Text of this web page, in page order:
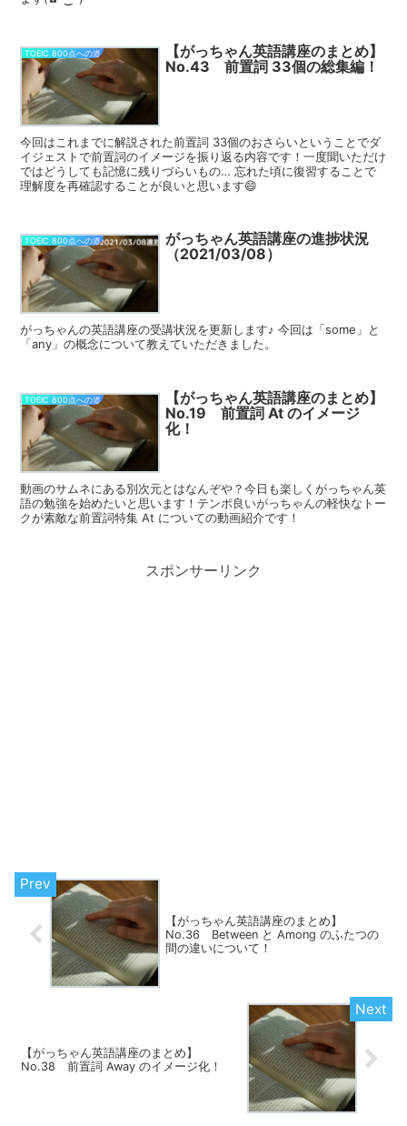
TOEIC 800点への道
【がっちゃん英語講座のまとめ】
No.43 前置詞 33個の総集編！
今回はこれまでに解説された前置詞 33個のおさらいということでダ
イジェストで前置詞のイメージを振り返る内容です！一度聞いただけ
ではどうしても記憶に残りづらいもの… 忘れた頃に復習することで
理解度を再確認することが良いと思います😄
TOEIC 800点への道
がっちゃん英語講座の進捗状況
（2021/03/08）
がっちゃんの英語講座の受講状況を更新します♪ 今回は「some」と
「any」の概念について教えていただきました。
TOEIC 800点への道
【がっちゃん英語講座のまとめ】
No.19 前置詞 At のイメージ
化！
動画のサムネにある別次元とはなんぞや？今日も楽しくがっちゃん英
語の勉強を始めたいと思います！テンポ良いがっちゃんの軽快なトー
クが素敵な前置詞特集 At についての動画紹介です！
スポンサーリンク
【がっちゃん英語講座のまとめ】
No.36 Between と Among のふたつの
間の違いについて！
【がっちゃん英語講座のまとめ】
No.38 前置詞 Away のイメージ化！